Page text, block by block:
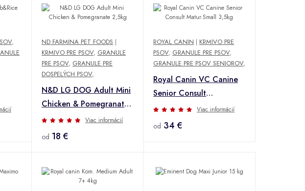
,
ND FARMINA PET FOODS |
KRMIVO PRE PSOV, GRANULE
PRE PSOV, GRANULE PRE
DOSPELÝCH PSOV,
N&D LG DOG Adult Mini
Chicken & Pomegranate
2,5kg
Viac informácií
od 18 €
ROYAL CANIN | KRMIVO PRE
PSOV, GRANULE PRE PSOV,
GRANULE PRE PSOV SENIOROV,
Royal Canin VC Canine
Senior Consult
Matur.Small 3,5kg
Viac informácií
od 34 €